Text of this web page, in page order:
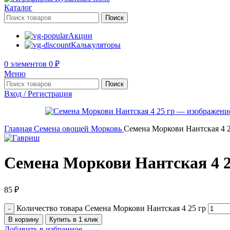
Каталог
Поиск
Акции
Калькуляторы
0 элементов 0 ₽
Меню
Поиск
Вход / Регистрация
Главная Семена овощей Морковь Семена Моркови Нантская 4
Семена Моркови Нантская 4
85 ₽
Количество товара Семена Моркови Нантская 4 25 гр
В корзину Купить в 1 клик